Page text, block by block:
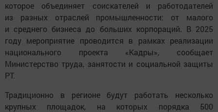
которое объединяет соискателей и работодателей
из разных отраслей промышленности: от малого
и среднего бизнеса до больших корпораций. В 2025
году мероприятие проводится в рамках реализации
национального проекта «Кадры», сообщает
Министерство труда, занятости и социальной защиты
РТ.
Традиционно в регионе будут работать несколько
крупных площадок, на которых порядка 500